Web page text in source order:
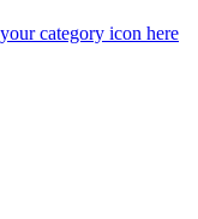
category icon here